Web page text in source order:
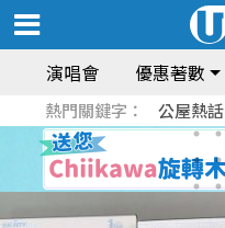
演唱會 優惠著數
熱門關鍵字： 公屋熱話